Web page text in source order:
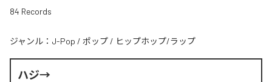
84 Records
ジャンル： J-Pop / ポップ / ヒップホップ/ラップ
ハジ→